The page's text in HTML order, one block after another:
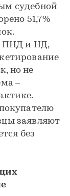
судебной
51,7%
ПНД и НД,
но не
–
заявляют
без